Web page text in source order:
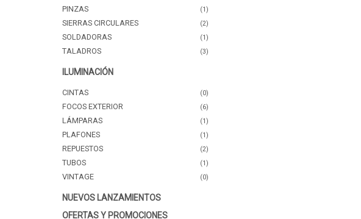
PINZAS (1)
SIERRAS CIRCULARES (2)
SOLDADORAS (1)
TALADROS (3)
ILUMINACIÓN
CINTAS (0)
FOCOS EXTERIOR (6)
LÁMPARAS (1)
PLAFONES (1)
REPUESTOS (2)
TUBOS (1)
VINTAGE (0)
NUEVOS LANZAMIENTOS
OFERTAS Y PROMOCIONES